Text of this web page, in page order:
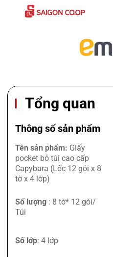
Tổng quan
Thông số sản phẩm
Tên sản phẩm: Giấy
pocket bỏ túi cao cấp
Capybara (Lốc 12 gói x 8
tờ x 4 lớp)
Số lượng : 8 tờ* 12 gói/
Túi
Số lớp: 4 lớp